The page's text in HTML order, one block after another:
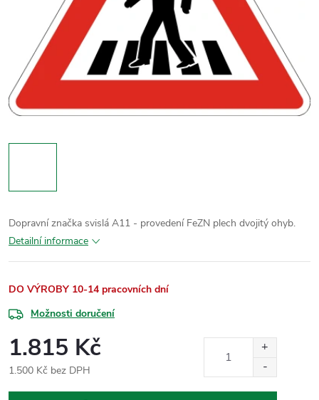
Dopravní značka svislá A11 - provedení FeZN plech dvojitý ohyb.
Detailní informace
DO VÝROBY 10-14 pracovních dní
Možnosti doručení
1.815 Kč
1.500 Kč bez DPH